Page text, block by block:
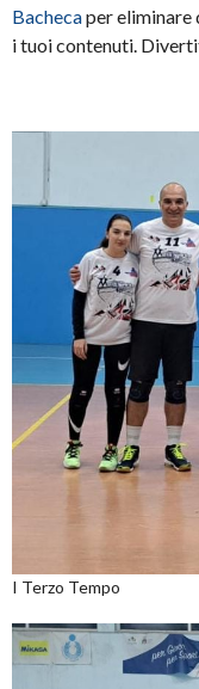
Bachecaper eliminare
i tuoi contenuti.
I Terzo Tempo